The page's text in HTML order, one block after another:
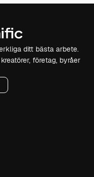
ditt bästa arbete.
företag, byråer